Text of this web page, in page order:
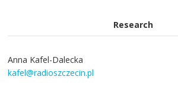
Research
Anna Kafel-Dalecka
kafel@radioszczecin.pl